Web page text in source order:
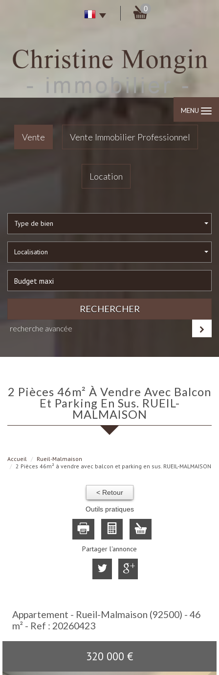
0
MENU
Vente Vente Immobilier Professionnel
Location
Type de bien
Localisation
RECHERCHER
recherche avancée
2 Pièces 46m² À Vendre Avec Balcon
Et Parking En Sus. RUEIL-
MALMAISON
Accueil
Rueil-Malmaison
2 Pièces 46m² à vendre avec balcon et parking en sus. RUEIL-MALMAISON
< Retour
Outils pratiques
Partager l'annonce
Appartement - Rueil-Malmaison (92500) - 46
m² - Ref : 20260423
320 000 €